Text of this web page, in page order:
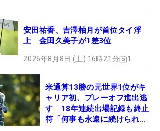
安田祐香、吉澤柚月が首位タイ浮
上 金田久美子が1差3位
2026年8月8日 (土) 16時21分 1
米通算13勝の元世界1位がキ
ャリア初、プレーオフ進出逃
す 18年連続出場記録も終止
符「何事も永遠に続けられな